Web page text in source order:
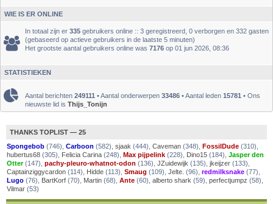
WIE IS ER ONLINE
In totaal zijn er 335 gebruikers online :: 3 geregistreerd, 0 verborgen en 332 gasten
(gebaseerd op actieve gebruikers in de laatste 5 minuten)
Het grootste aantal gebruikers online was 7176 op 01 jun 2026, 08:36
STATISTIEKEN
Aantal berichten 249111 • Aantal onderwerpen 33486 • Aantal leden 15781 • Ons
nieuwste lid is Thijs_Tonijn
THANKS TOPLIST — 25
Spongebob (746), Carboon (582), sjaak (444), Caveman (348), FossilDude (310),
hubertus68 (305), Felicia Carina (248), Max pijpelink (228), Dino15 (184), Jasper den
Otter(147), pachy-pleuro-whatnot-odon (136), JZuidewijk (135), jkeijzer (133),
Captainziggycardon (114), Hidde (113), Smaug (109), Jelte. (96), redmilksnake (77),
Lugo (76), BartKorf (70), Martin (68), Ante (60), alberto shark (59), perfectjumpz (58),
Vilmar (53)